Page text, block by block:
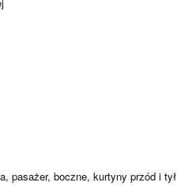
pasażer, boczne, kurtyny przód i tył